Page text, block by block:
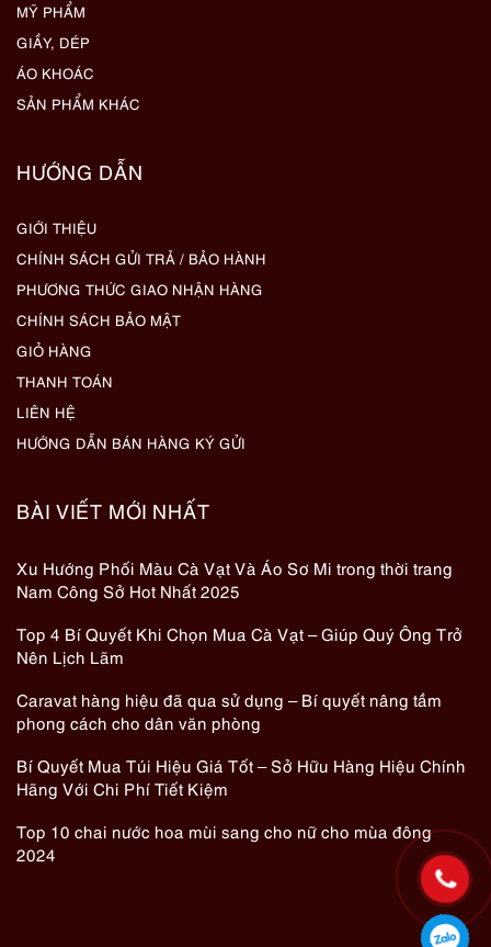
MỸ PHẨM
GIẦY, DÉP
ÁO KHOÁC
SẢN PHẨM KHÁC
HƯỚNG DẪN
GIỚI THIỆU
CHÍNH SÁCH GỬI TRẢ / BẢO HÀNH
PHƯƠNG THỨC GIAO NHẬN HÀNG
CHÍNH SÁCH BẢO MẬT
GIỎ HÀNG
THANH TOÁN
LIÊN HỆ
HƯỚNG DẪN BÁN HÀNG KÝ GỬI
BÀI VIẾT MỚI NHẤT
Xu Hướng Phối Màu Cà Vạt Và Áo Sơ Mi trong thời trang
Nam Công Sở Hot Nhất 2025
Top 4 Bí Quyết Khi Chọn Mua Cà Vạt – Giúp Quý Ông Trở
Nên Lịch Lãm
Caravat hàng hiệu đã qua sử dụng – Bí quyết nâng tầm
phong cách cho dân văn phòng
Bí Quyết Mua Túi Hiệu Giá Tốt – Sở Hữu Hàng Hiệu Chính
Hãng Với Chi Phí Tiết Kiệm
Top 10 chai nước hoa mùi sang cho nữ cho mùa đông
2024